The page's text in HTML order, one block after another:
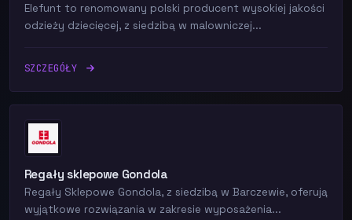
Elefunt to renomowany polski producent wysokiej jakości
odzieży dziecięcej, z siedzibą w malowniczej...
SZCZEGÓŁY
Regały sklepowe Gondola
Regały Sklepowe Gondola, z siedzibą w Barczewie, oferują
wyjątkowe rozwiązania w zakresie wyposażenia...